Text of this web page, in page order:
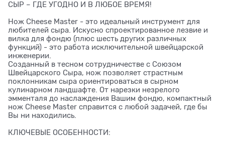
СЫР – ГДЕ УГОДНО И В ЛЮБОЕ ВРЕМЯ!
Нож Cheese Master - это идеальный инструмент для
любителей сыра. Искусно спроектированное лезвие и
вилка для фондю (плюс шесть других различных
функций) - это работа исключительной швейцарской
инженерии.
Созданный в тесном сотрудничестве с Союзом
Швейцарского Сыра, нож позволяет страстным
поклонникам сыра ориентироваться в сырном
кулинарном ландшафте. От нарезки незрелого
эмменталя до наслаждения Вашим фондю, компактный
нож Cheese Master справится с любой задачей, где бы
Вы ни находились.
КЛЮЧЕВЫЕ ОСОБЕННОСТИ: